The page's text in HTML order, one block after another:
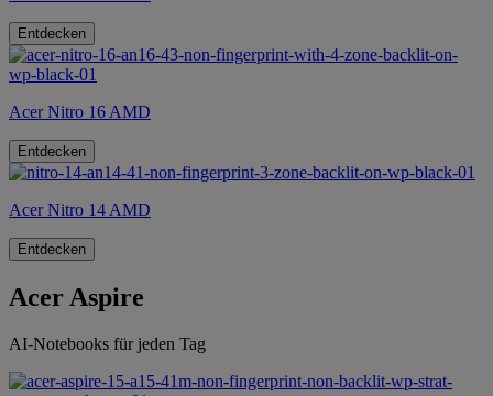
Entdecken
Acer Nitro 16 AMD
Entdecken
Acer Nitro 14 AMD
Entdecken
Acer Aspire
AI-Notebooks für jeden Tag